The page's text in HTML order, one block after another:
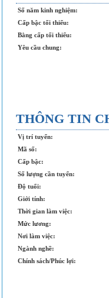
Số năm kinh nghiệm:
Cấp bậc tối thiểu:
Bằng cấp tối thiểu:
Yêu cầu chung:
THÔNG TIN
Vị trí tuyển:
Mã số:
Cấp bậc:
Số lượng cần tuyển:
Độ tuổi:
Giới tính:
Thời gian làm việc:
Mức lương:
Nơi làm việc:
Ngành nghề:
Chính sách/Phúc lợi: